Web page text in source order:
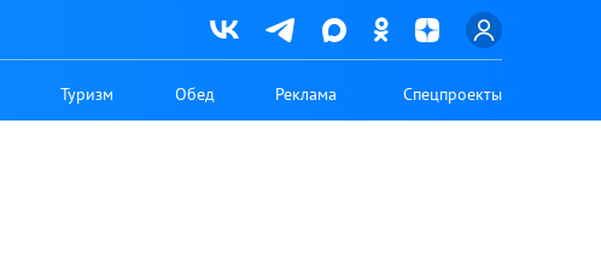
Туризм Обед Реклама Спецпроекты